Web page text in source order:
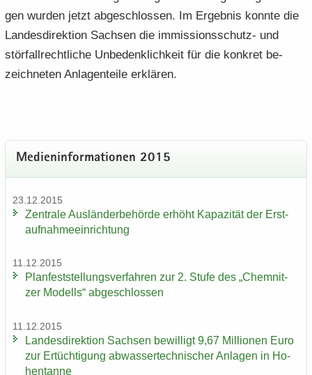
gen wur­den jetzt ab­ge­schlos­sen. Im Er­geb­nis konn­te die
Lan­des­di­rek­ti­on Sach­sen die immissionsschutz-​ und
stör­fall­recht­li­che Un­be­denk­lich­keit für die kon­kret be­
zeich­ne­ten An­la­gen­tei­le er­klä­ren.
Me­di­en­in­for­ma­tio­nen 2015
23.12.2015
Zen­tra­le Aus­län­der­be­hör­de er­höht Ka­pa­zi­tät der Erst­
auf­nah­me­ein­rich­tung
11.12.2015
Plan­fest­stel­lungs­ver­fah­ren zur 2. Stufe des „Chem­nit­
zer Mo­dells“ ab­ge­schlos­sen
11.12.2015
​
Landesdirektion Sach­sen be­wil­ligt 9,67 Mil­lio­nen Euro
zur Er­tüch­ti­gung ab­was­ser­tech­ni­scher An­la­gen in Ho­
hen­tan­ne